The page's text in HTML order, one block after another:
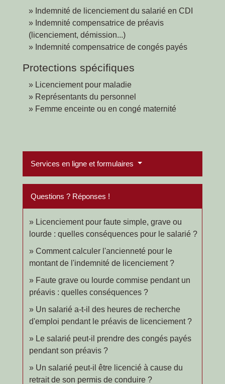
Indemnité de licenciement du salarié en CDI
Indemnité compensatrice de préavis
(licenciement, démission...)
Indemnité compensatrice de congés payés
Protections spécifiques
Licenciement pour maladie
Représentants du personnel
Femme enceinte ou en congé maternité
Services en ligne et formulaires
Questions ? Réponses !
Licenciement pour faute simple, grave ou
lourde : quelles conséquences pour le salarié ?
Comment calculer l'ancienneté pour le
montant de l'indemnité de licenciement ?
Faute grave ou lourde commise pendant un
préavis : quelles conséquences ?
Un salarié a-t-il des heures de recherche
d'emploi pendant le préavis de licenciement ?
Le salarié peut-il prendre des congés payés
pendant son préavis ?
Un salarié peut-il être licencié à cause du
retrait de son permis de conduire ?